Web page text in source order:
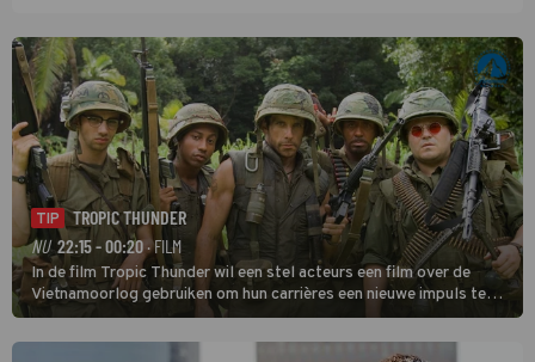
TIP
TROPIC THUNDER
NU 22:15 - 00:20· FILM
In de film Tropic Thunder wil een stel acteurs een film over de
Vietnamoorlog gebruiken om hun carrières een nieuwe impuls te
geven, maar tijdens de opnamen in het zuiden van Vietnam komen
ze in een oorlog tussen twee drugsbendes terecht.